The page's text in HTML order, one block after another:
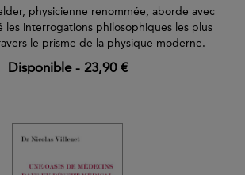
physicienne renommée, aborde avec
les interrogations philosophiques les plus
le prisme de la physique moderne.
Disponible- 23,90 €